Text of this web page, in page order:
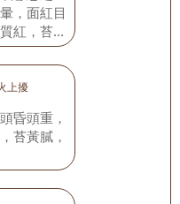
，面紅目
紅，苔薄
上擾
昏頭重，
苔黃膩，